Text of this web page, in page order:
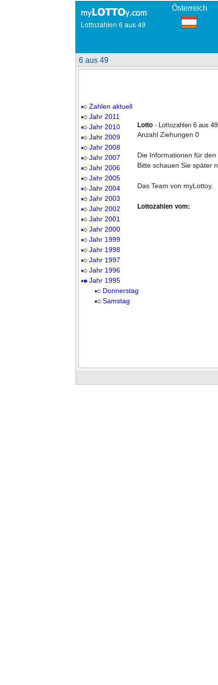
Lottozahlen 6 aus 49
Österreich
6 aus 49
Zahlen aktuell
Jahr 2011
Jahr 2010
Jahr 2009
Jahr 2008
Jahr 2007
Jahr 2006
Jahr 2005
Jahr 2004
Jahr 2003
Jahr 2002
Jahr 2001
Jahr 2000
Jahr 1999
Jahr 1998
Jahr 1997
Jahr 1996
Jahr 1995
Donnerstag
Samstag
Lotto - Lottozahlen 6 aus
Anzahl Ziehungen 0
Die Informationen für
Bitte schauen Sie später
Das Team von myLottoy.
Lottozahlen vom: